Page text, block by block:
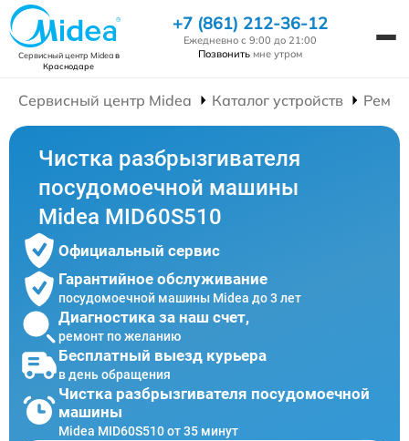
Сервисный центр Mideaв
Краснодаре
+7 (861) 212-36-12
Ежедневно с 9:00 до 21:00
Позвонить мне утром
Сервисный центр Midea Каталог устройств
Чистка разбрызгивателя
посудомоечной машины
Midea MID60S510
Официальный сервис
Гарантийное обслуживание
посудомоечной машины Midea до 3 лет
Диагностика за наш счет,
ремонт по желанию
Бесплатный выезд курьера
в день обращения
Чистка разбрызгивателя посудомоечной
машины
Midea MID60S510 от 35 минут